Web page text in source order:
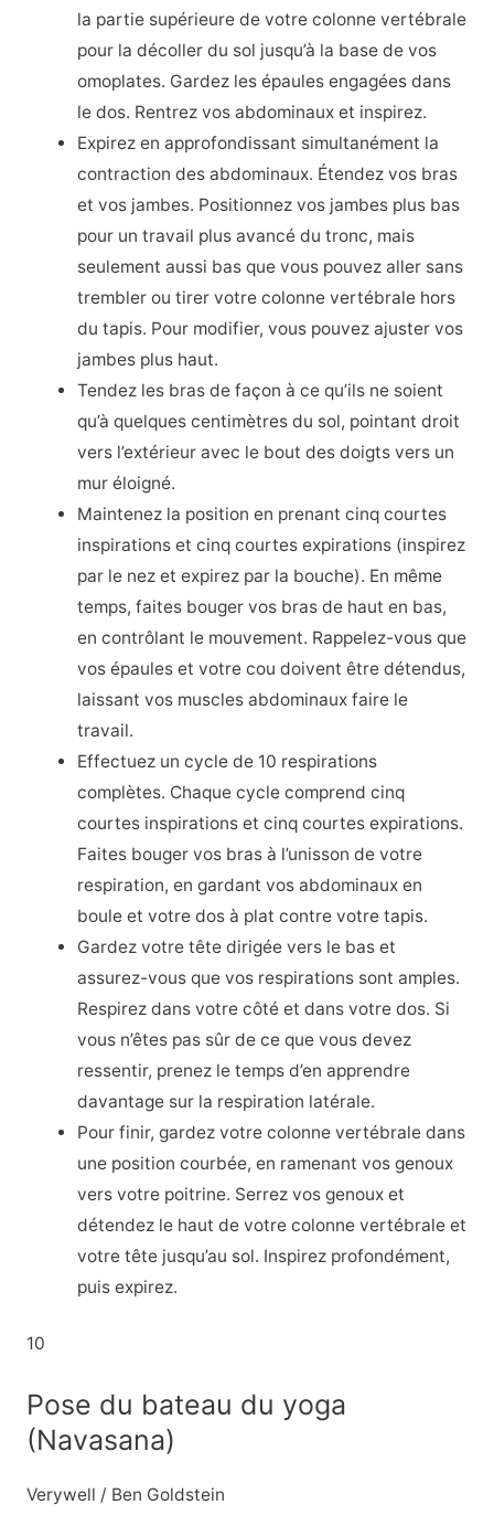
la partie supérieure de votre colonne vertébrale
pour la décoller du sol jusqu’à la base de vos
omoplates. Gardez les épaules engagées dans
le dos. Rentrez vos abdominaux et inspirez.
Expirez en approfondissant simultanément la
contraction des abdominaux. Étendez vos bras
et vos jambes. Positionnez vos jambes plus bas
pour un travail plus avancé du tronc, mais
seulement aussi bas que vous pouvez aller sans
trembler ou tirer votre colonne vertébrale hors
du tapis. Pour modifier, vous pouvez ajuster vos
jambes plus haut.
Tendez les bras de façon à ce qu’ils ne soient
qu’à quelques centimètres du sol, pointant droit
vers l’extérieur avec le bout des doigts vers un
mur éloigné.
Maintenez la position en prenant cinq courtes
inspirations et cinq courtes expirations (inspirez
par le nez et expirez par la bouche). En même
temps, faites bouger vos bras de haut en bas,
en contrôlant le mouvement. Rappelez-vous que
vos épaules et votre cou doivent être détendus,
laissant vos muscles abdominaux faire le
travail.
Effectuez un cycle de 10 respirations
complètes. Chaque cycle comprend cinq
courtes inspirations et cinq courtes expirations.
Faites bouger vos bras à l’unisson de votre
respiration, en gardant vos abdominaux en
boule et votre dos à plat contre votre tapis.
Gardez votre tête dirigée vers le bas et
assurez-vous que vos respirations sont amples.
Respirez dans votre côté et dans votre dos. Si
vous n’êtes pas sûr de ce que vous devez
ressentir, prenez le temps d’en apprendre
davantage sur la respiration latérale.
Pour finir, gardez votre colonne vertébrale dans
une position courbée, en ramenant vos genoux
vers votre poitrine. Serrez vos genoux et
détendez le haut de votre colonne vertébrale et
votre tête jusqu’au sol. Inspirez profondément,
puis expirez.
10
Pose du bateau du yoga
(Navasana)
Verywell / Ben Goldstein